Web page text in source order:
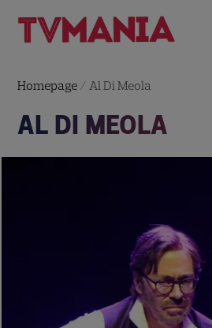
Homepage / Al Di Meola
AL DI MEOLA